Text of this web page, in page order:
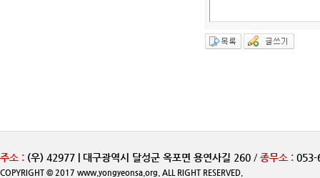
주소 : (우) 42977 | 대구광역시 달성군 옥포면 용연사길 260 / 종무소 : 053-
COPYRIGHT © 2017 www.yongyeonsa.org. ALL RIGHT RESERVED.